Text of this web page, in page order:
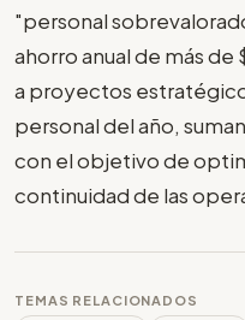
"personal
ahorro anual de más de
a proyectos
personal del año,
con el objetivo de
continuidad de las
TEMAS RELACIONADOS